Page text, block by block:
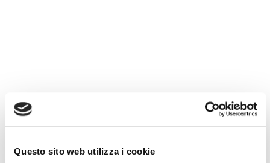
Questo sito web utilizza i cookie